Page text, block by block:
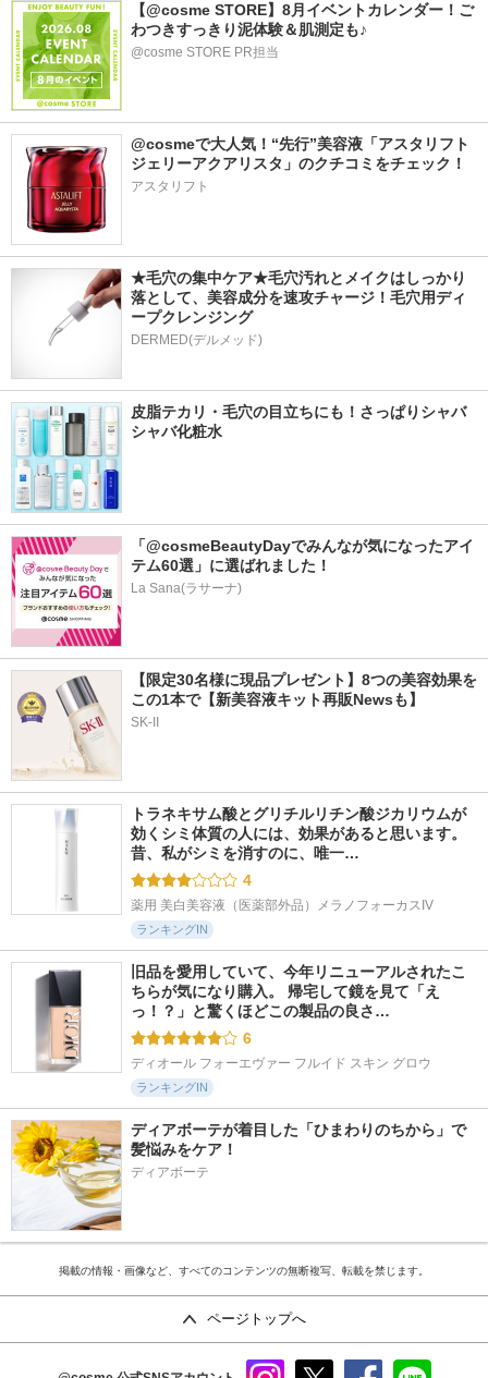
【@cosme STORE】8月イベントカレンダー！ご
わつきすっきり泥体験＆肌測定も♪
@cosme STORE PR担当
@cosmeで大人気！“先行”美容液「アスタリフト
ジェリーアクアリスタ」のクチコミをチェック！
アスタリフト
★毛穴の集中ケア★毛穴汚れとメイクはしっかり
落として、美容成分を速攻チャージ！毛穴用ディ
ープクレンジング
DERMED(デルメッド)
皮脂テカリ・毛穴の目立ちにも！さっぱりシャバ
シャバ化粧水
「@cosmeBeautyDayでみんなが気になったアイ
テム60選」に選ばれました！
La Sana(ラサーナ)
【限定30名様に現品プレゼント】8つの美容効果を
この1本で【新美容液キット再販Newsも】
SK-II
トラネキサム酸とグリチルリチン酸ジカリウムが
効くシミ体質の人には、効果があると思います。
昔、私がシミを消すのに、唯一…
4
薬用 美白美容液（医薬部外品）メラノフォーカスIV
ランキングIN
旧品を愛用していて、今年リニューアルされたこ
ちらが気になり購入。 帰宅して鏡を見て「え
っ！？」と驚くほどこの製品の良さ…
6
ディオール フォーエヴァー フルイド スキン グロウ
ランキングIN
ディアボーテが着目した「ひまわりのちから」で
髪悩みをケア！
ディアボーテ
掲載の情報・画像など、すべてのコンテンツの無断複写、転載を禁じます。
ページトップへ